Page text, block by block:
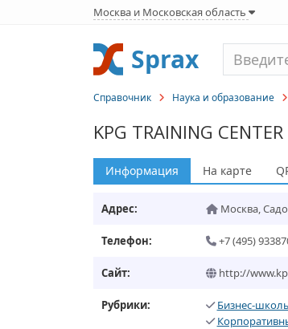
Москва и Московская область
Sprax
Справочник Наука и образование
KPG TRAINING
Информация На карте
Адрес: Москва,
Телефон: +7 (495)
Сайт: http://
Рубрики:
Бизнес-